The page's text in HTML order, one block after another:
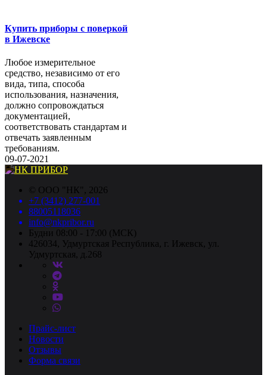
Купить приборы с поверкой
в Ижевске
Любое измерительное
средство, независимо от его
вида, типа, способа
использования, назначения,
должно сопровождаться
документацией,
соответствовать стандартам и
отвечать заявленным
требованиям.
09-07-2021
© ООО "НК", 2026
+7 (3412) 277-001
88005118036
info@nkpribor.ru
Будни 08:00 - 17:00 (МСК)
426034, Удмуртская Республика, г. Ижевск, ул.
Удмуртская, д.268
Прайс-лист
Новости
Отзывы
Форма связи